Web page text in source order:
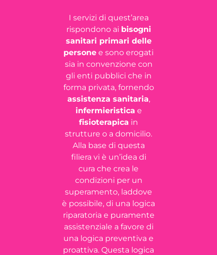
I servizi di quest’area
rispondono ai bisogni
sanitari primari delle
persone e sono erogati
sia in convenzione con
gli enti pubblici che in
forma privata, fornendo
assistenza sanitaria,
infermieristica e
fisioterapica in
strutture o a domicilio.
Alla base di questa
filiera vi è un’idea di
cura che crea le
condizioni per un
superamento, laddove
è possibile, di una logica
riparatoria e puramente
assistenziale a favore di
una logica preventiva e
proattiva. Questa logica